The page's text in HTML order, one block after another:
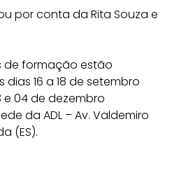
por conta da Rita Souza e
de formação estão
16 a 18 de setembro
e 04 de dezembro
da ADL – Av. Valdemiro
(ES).